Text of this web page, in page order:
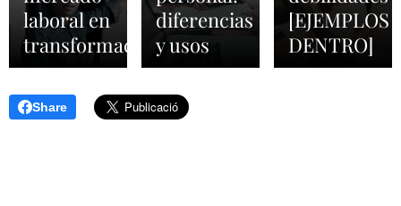
laboral en
transformación
diferencias
y usos
[EJEMPLOS
DENTRO]
Share